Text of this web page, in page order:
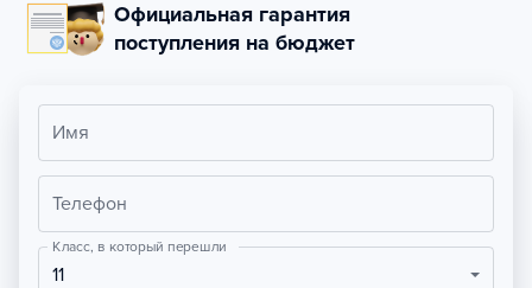
Официальная гарантия
поступления на бюджет
Имя
Телефон
Класс, в который перешли
11